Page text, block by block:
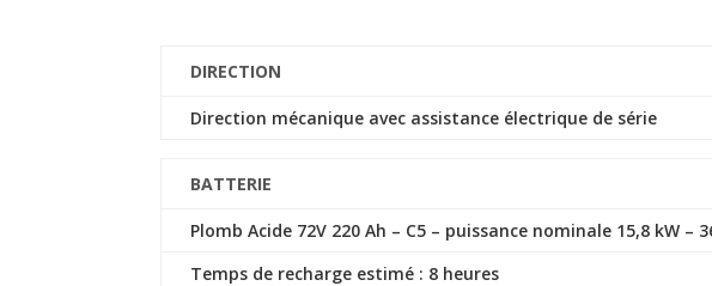
DIRECTION
Direction mécanique avec assistance électrique de série
BATTERIE
Plomb Acide 72V 220 Ah – C5 – puissance nominale 15,8 kW –
Temps de recharge estimé : 8 heures